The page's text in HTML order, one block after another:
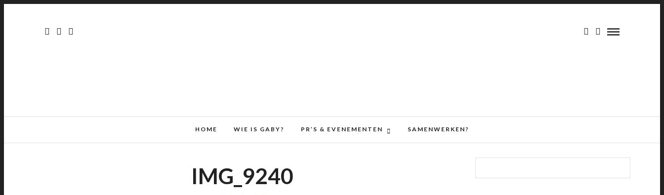
HOME WIE IS GABY? PR’S & EVENEMENTEN SAMENWERKEN?
IMG_9240